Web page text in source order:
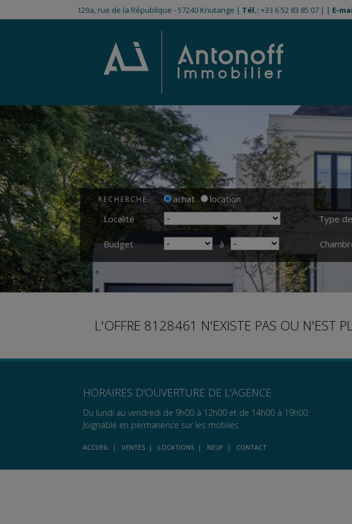
129a, rue de la République - 57240 Knutange | Tél.: +33 6 52 83 85 07 | | E-
RECHERCHE achat
location
Localité
Type
Budget à
L'OFFRE 8128461 N'EXISTE PAS OU N'EST
HORAIRES D'OUVERTURE DE L'AGENCE
Du lundi au vendredi de 9h00 à 12h00 et de 14h00 à 19h00.
Joignable en permanence sur les mobiles
ACCUEIL | VENTES | LOCATIONS | NEUF | CONTACT